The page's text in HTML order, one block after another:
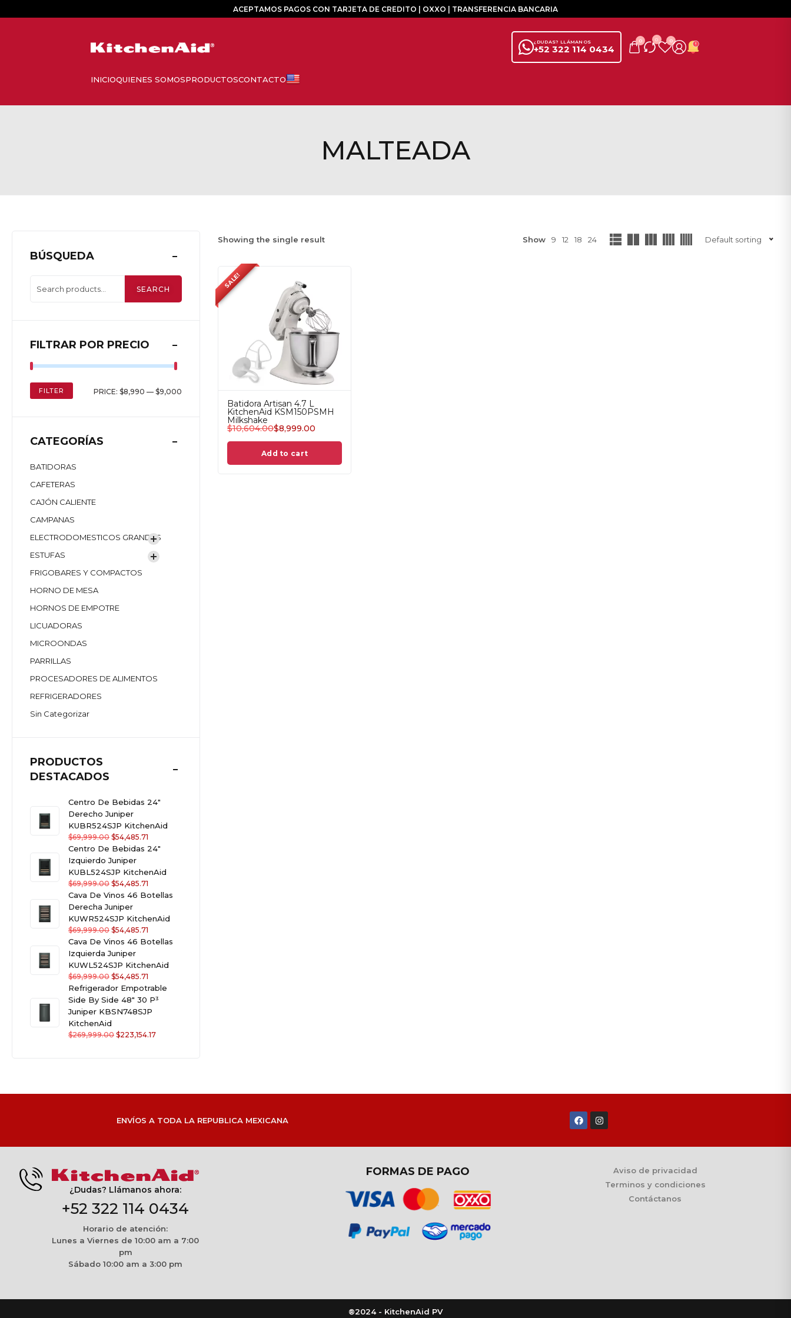
ACEPTAMOS PAGOS CON TARJETA DE CREDITO | OXXO | TRANSFERENCIA BANCARIA
+52 322 114 0434
¿DUDAS? LLÁMANOS 0 0 0
MALTEADA
BÚSQUEDA
SEARCH
FILTRAR POR PRECIO
FILTER PRICE: $8,990 — $9,000
CATEGORÍAS
BATIDORAS
CAFETERAS
CAJÓN CALIENTE
CAMPANAS
ELECTRODOMESTICOS GRANDES
ESTUFAS
FRIGOBARES Y COMPACTOS
HORNO DE MESA
HORNOS DE EMPOTRE
LICUADORAS
MICROONDAS
PARRILLAS
PROCESADORES DE ALIMENTOS
REFRIGERADORES
Sin Categorizar
PRODUCTOS
DESTACADOS
Centro De Bebidas 24"
Derecho Juniper
KUBR524SJP KitchenAid
$69,999.00 $54,485.71
Centro De Bebidas 24"
Izquierdo Juniper
KUBL524SJP KitchenAid
$69,999.00 $54,485.71
Cava De Vinos 46 Botellas
Derecha Juniper
KUWR524SJP KitchenAid
$69,999.00 $54,485.71
Cava De Vinos 46 Botellas
Izquierda Juniper
KUWL524SJP KitchenAid
$69,999.00 $54,485.71
Refrigerador Empotrable
Side By Side 48" 30 P³
Juniper KBSN748SJP
KitchenAid
$269,999.00 $223,154.17
Showing the single result Show 9 12 18 24 Default sorting
SALE!
Batidora Artisan 4.7 L
KitchenAid KSM150PSMH
Milkshake
$10,604.00$8,999.00
Add to cart
ENVÍOS A TODA LA REPUBLICA MEXICANA
¿Dudas? Llámanos ahora:
+52 322 114 0434
Horario de atención:
Lunes a Viernes de 10:00 am a 7:00
pm
Sábado 10:00 am a 3:00 pm
FORMAS DE PAGO
Aviso de privacidad
Terminos y condiciones
Contáctanos
®2024 - KitchenAid PV